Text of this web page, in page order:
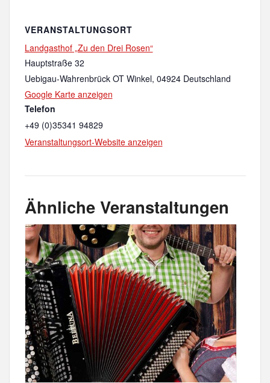
VERANSTALTUNGSORT
Landgasthof „Zu den Drei Rosen“
Hauptstraße 32
Uebigau-Wahrenbrück OT Winkel, 04924 Deutschland
Google Karte anzeigen
Telefon
+49 (0)35341 94829
Veranstaltungsort-Website anzeigen
Ähnliche Veranstaltungen